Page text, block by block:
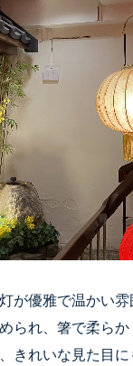
が優雅で温かい
られ、箸で柔ら
きれいな見た目に